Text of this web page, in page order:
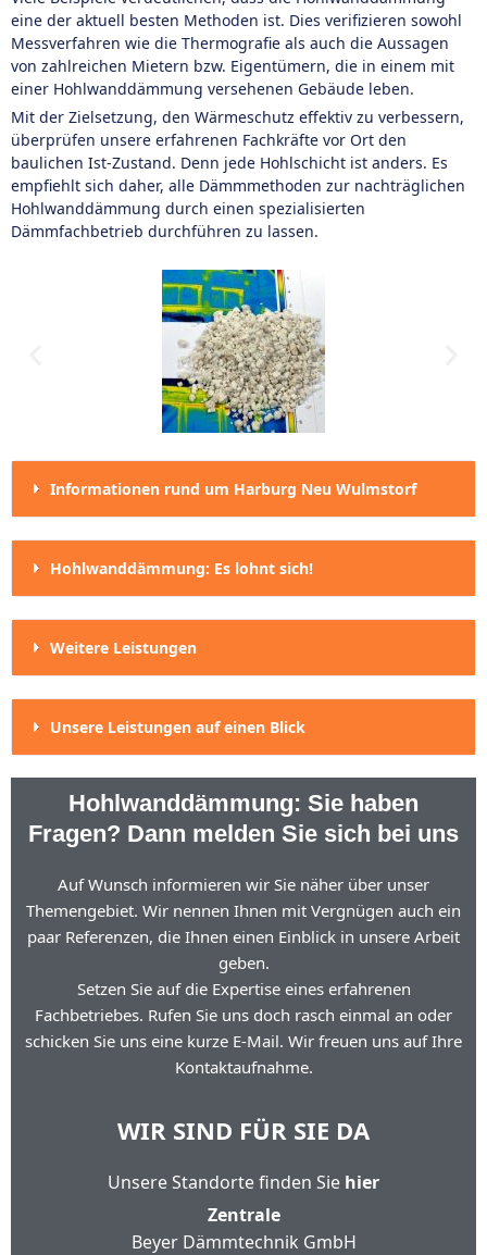
eine der aktuell besten Methoden ist. Dies verifizieren sowohl
Messverfahren wie die Thermografie als auch die Aussagen
von zahlreichen Mietern bzw. Eigentümern, die in einem mit
einer Hohlwanddämmung versehenen Gebäude leben.
Mit der Zielsetzung, den Wärmeschutz effektiv zu verbessern,
überprüfen unsere erfahrenen Fachkräfte vor Ort den
baulichen Ist-Zustand. Denn jede Hohlschicht ist anders. Es
empfiehlt sich daher, alle Dämmmethoden zur nachträglichen
Hohlwanddämmung durch einen spezialisierten
Dämmfachbetrieb durchführen zu lassen.
Informationen rund um Harburg Neu Wulmstorf
Hohlwanddämmung: Es lohnt sich!
Weitere Leistungen
Unsere Leistungen auf einen Blick
Hohlwanddämmung: Sie haben
Fragen? Dann melden Sie sich bei uns
Auf Wunsch informieren wir Sie näher über unser
Themengebiet. Wir nennen Ihnen mit Vergnügen auch ein
paar Referenzen, die Ihnen einen Einblick in unsere Arbeit
geben.
Setzen Sie auf die Expertise eines erfahrenen
Fachbetriebes. Rufen Sie uns doch rasch einmal an oder
schicken Sie uns eine kurze E-Mail. Wir freuen uns auf Ihre
Kontaktaufnahme.
WIR SIND FÜR SIE DA
Unsere Standorte finden Sie hier
Zentrale
Beyer Dämmtechnik GmbH